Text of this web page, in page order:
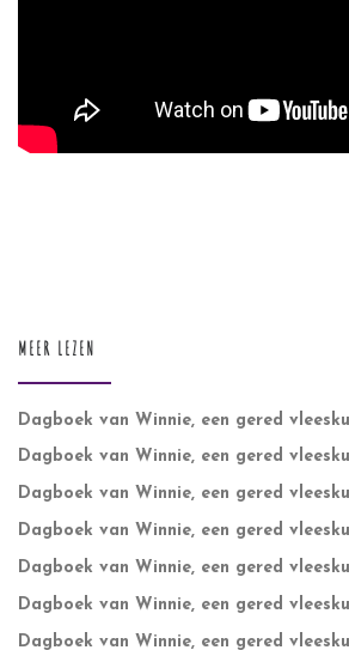
MEER LEZEN
Dagboek van Winnie, een gered
Dagboek van Winnie, een gered
Dagboek van Winnie, een gered
Dagboek van Winnie, een gered
Dagboek van Winnie, een gered
Dagboek van Winnie, een gered
Dagboek van Winnie, een gered